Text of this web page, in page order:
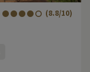
(8.8/10)